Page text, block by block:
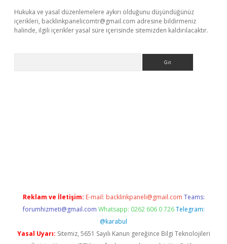
Hukuka ve yasal düzenlemelere aykırı olduğunu düşündüğünüz
içerikleri, backlinkpanelicomtr@gmail.com adresine bildirmeniz
halinde, ilgili içerikler yasal süre içerisinde sitemizden kaldırılacaktır.
Reklam ve İletişim: E-mail: backlinkpaneli@gmail.com Teams:
forumhizmeti@gmail.com Whatsapp: 0262 606 0 726 Telegram:
@karabul
Yasal Uyarı: Sitemiz, 5651 Sayılı Kanun gereğince Bilgi Teknolojileri